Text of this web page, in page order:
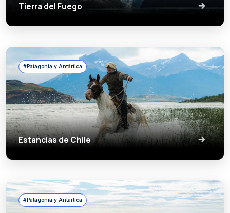
Tierra del Fuego
#Patagonia y Antártica
Estancias de Chile
#Patagonia y Antártica